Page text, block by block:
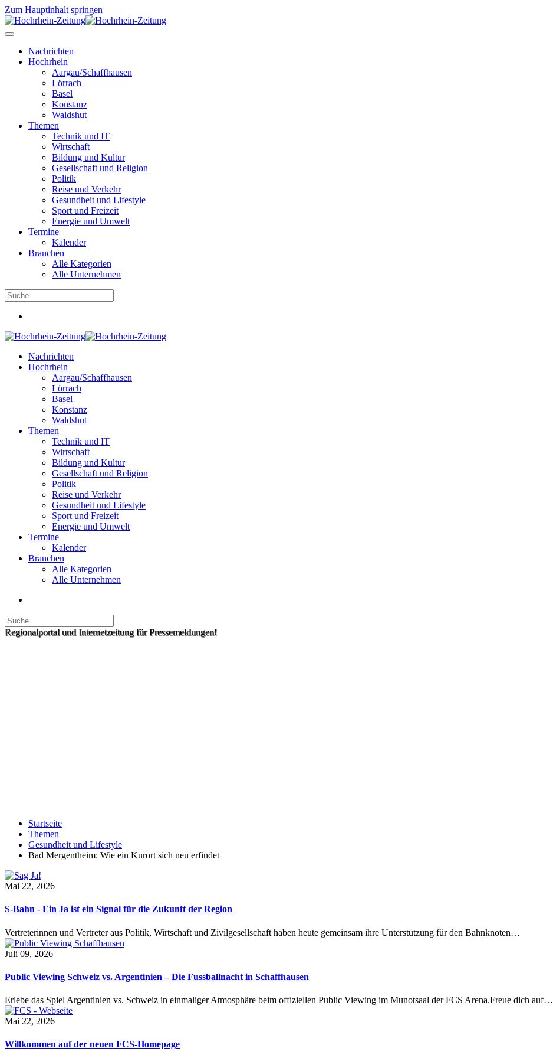
Zum Hauptinhalt springen
Nachrichten
Hochrhein
Aargau/Schaffhausen
Lörrach
Basel
Konstanz
Waldshut
Themen
Technik und IT
Wirtschaft
Bildung und Kultur
Gesellschaft und Religion
Politik
Reise und Verkehr
Gesundheit und Lifestyle
Sport und Freizeit
Energie und Umwelt
Termine
Kalender
Branchen
Alle Kategorien
Alle Unternehmen
Nachrichten
Hochrhein
Aargau/Schaffhausen
Lörrach
Basel
Konstanz
Waldshut
Themen
Technik und IT
Wirtschaft
Bildung und Kultur
Gesellschaft und Religion
Politik
Reise und Verkehr
Gesundheit und Lifestyle
Sport und Freizeit
Energie und Umwelt
Termine
Kalender
Branchen
Alle Kategorien
Alle Unternehmen
Regionalportal und Internetzeitung für Pressemeldungen!
Startseite
Themen
Gesundheit und Lifestyle
Bad Mergentheim: Wie ein Kurort sich neu erfindet
Mai 22, 2026
S-Bahn - Ein Ja ist ein Signal für die Zukunft der Region
Vertreterinnen und Vertreter aus Politik, Wirtschaft und Zivilgesellschaft haben heute gemeinsam ihre Unterstützung für den Bahnknoten…
Juli 09, 2026
Public Viewing Schweiz vs. Argentinien – Die Fussballnacht in Schaffhausen
Erlebe das Spiel Argentinien vs. Schweiz in einmaliger Atmosphäre beim offiziellen Public Viewing im Munotsaal der FCS Arena.Freue dich auf…
Mai 22, 2026
Willkommen auf der neuen FCS-Homepage